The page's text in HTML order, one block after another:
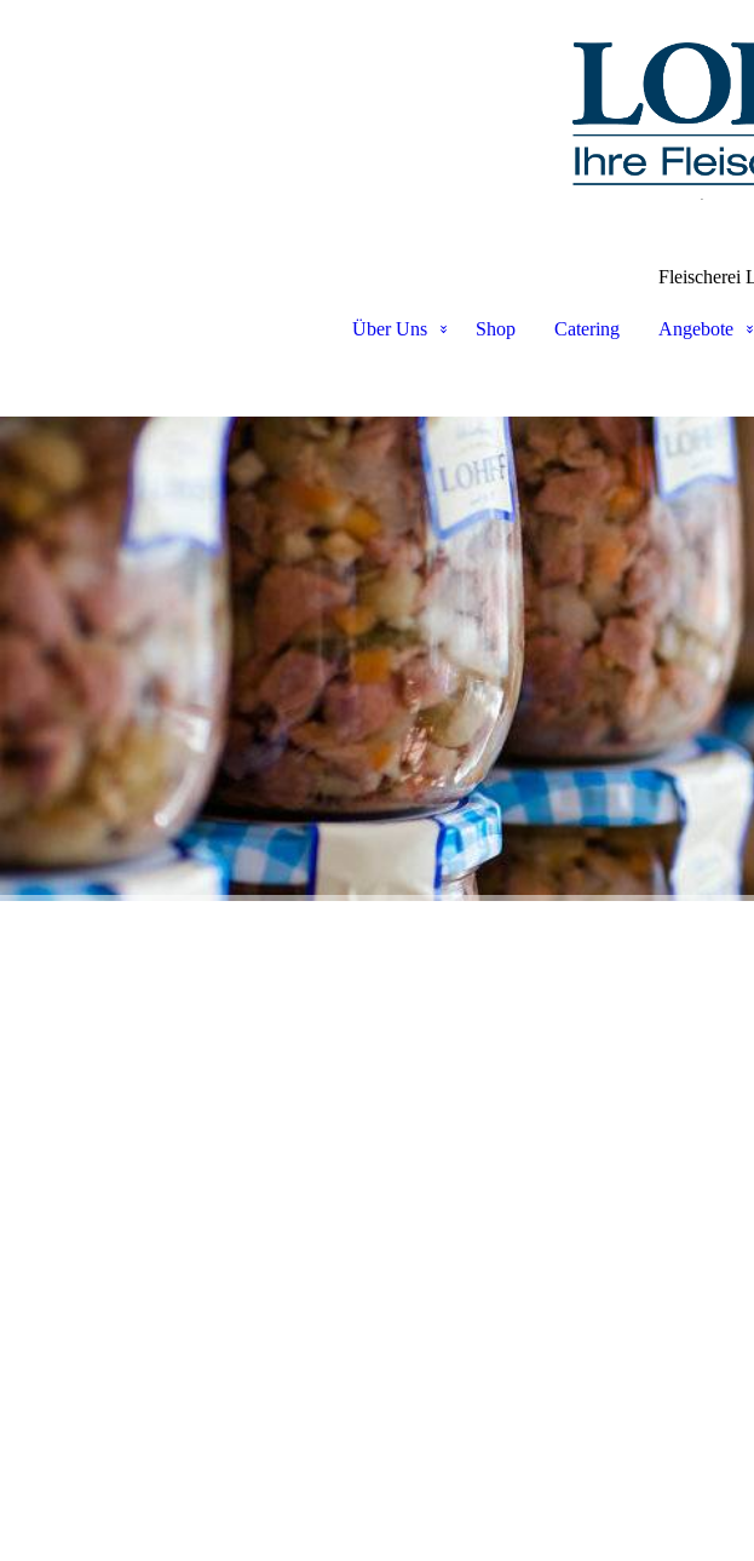
Fleischerei
Über Uns Shop Catering Angebote